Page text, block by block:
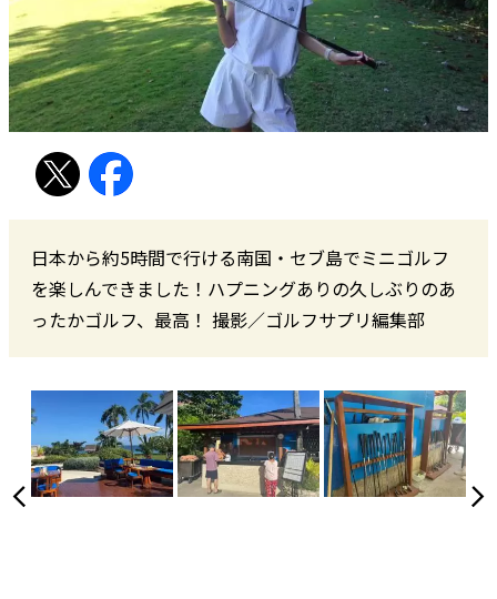
日本から約5時間で行ける南国・セブ島でミニゴルフ
を楽しんできました！ハプニングありの久しぶりのあ
ったかゴルフ、最高！ 撮影／ゴルフサプリ編集部